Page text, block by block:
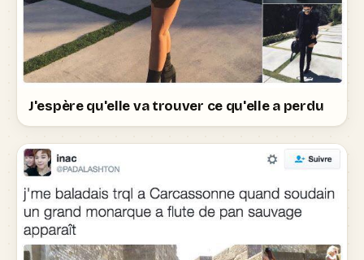
J'espère qu'elle va trouver ce qu'elle a perdu